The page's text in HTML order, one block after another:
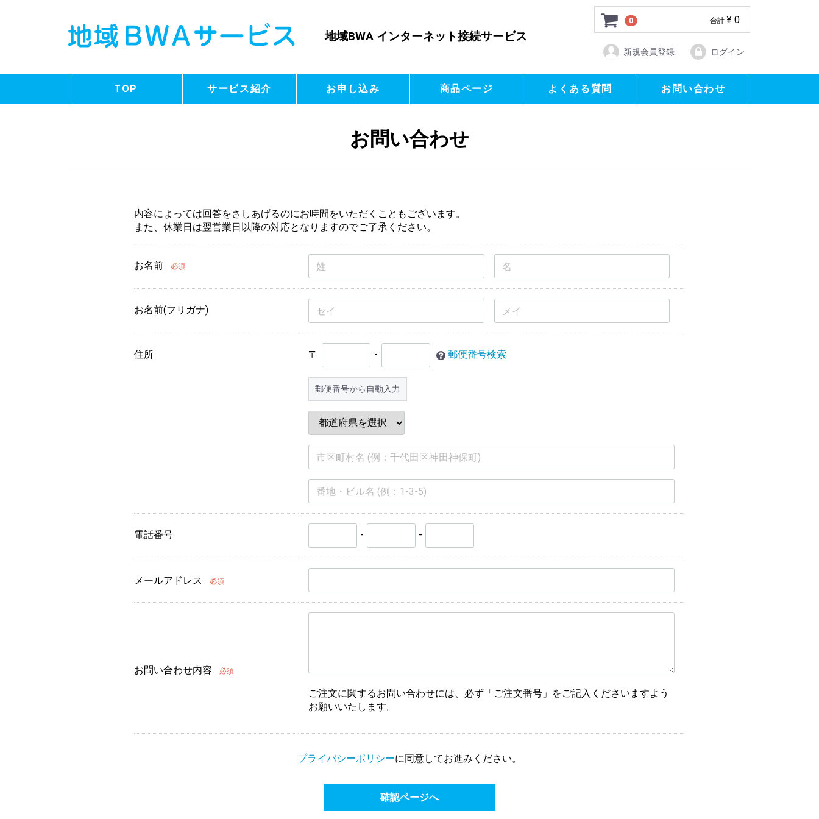
地域BWA インターネット接続サービス
0 合計 ¥ 0
新規会員登録 ログイン
TOP サービス紹介 お申し込み 商品ページ よくある質問 お問い合わせ
お問い合わせ
内容によっては回答をさしあげるのにお時間をいただくこともございます。
また、休業日は翌営業日以降の対応となりますのでご了承ください。
お名前 必須
お名前(フリガナ)
住所 〒 - 郵便番号検索
郵便番号から自動入力
電話番号 - -
メールアドレス 必須
お問い合わせ内容 必須
ご注文に関するお問い合わせには、必ず「ご注文番号」をご記入くださいますよう
お願いいたします。
プライバシーポリシーに同意してお進みください。
確認ページへ